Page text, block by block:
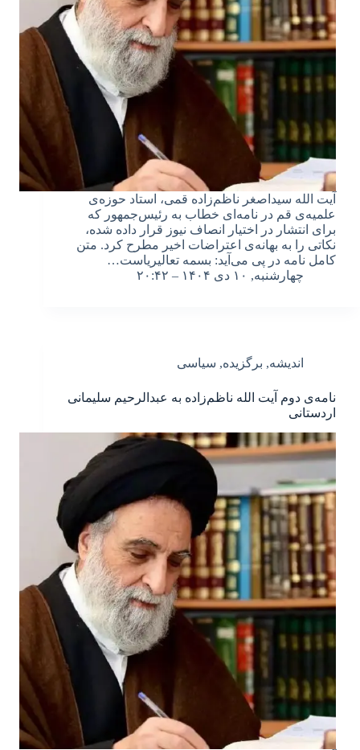
آیت الله سیداصغر ناظم‌زاده قمی، استاد حوزه‌ی
علمیه‌ی قم در نامه‌ای خطاب به رئیس‌جمهور که
برای انتشار در اختیار انصاف نیوز قرار داده شده،
نکاتی را به بهانه‌ی اعتراضات اخیر مطرح کرد. متن
کامل نامه در‌ پی می‌آید: بسمه تعالیریاست…
چهارشنبه, ۱۰ دی ۱۴۰۴ – ۲۰:۴۲
اندیشه, برگزیده, سیاسی
نامه‌ی دوم آیت الله ناظم‌زاده به عبدالرحیم سلیمانی
اردستانی